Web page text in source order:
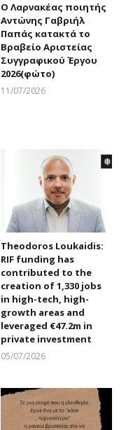
Ο Λαρνακέας ποιητής
Αντώνης Γαβριήλ
Παπάς κατακτά το
Βραβείο Αριστείας
Συγγραφικού Έργου
2026(φώτο)
11/07/2026
Theodoros Loukaidis:
RIF funding has
contributed to the
creation of 1,330 jobs
in high-tech, high-
growth areas and
leveraged €47.2m in
private investment
05/07/2026